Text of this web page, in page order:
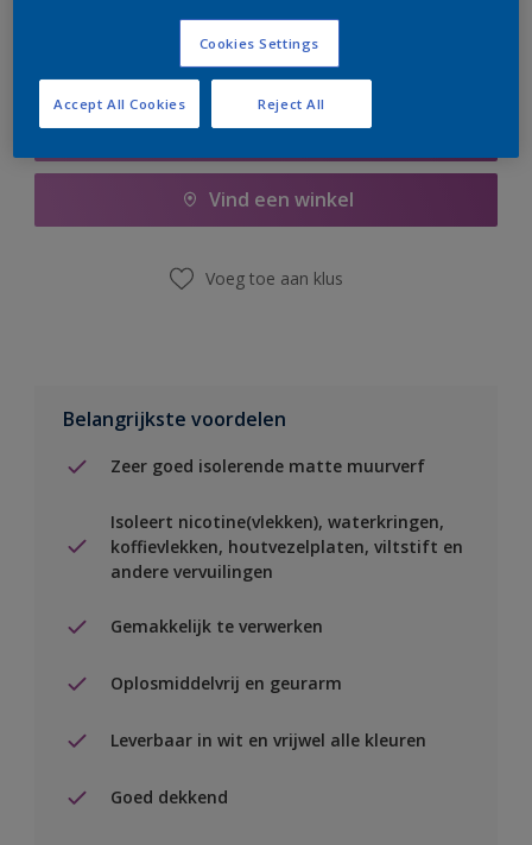
Boodschappenlijst
Vind een winkel
Voeg toe aan klus
Belangrijkste voordelen
Zeer goed isolerende matte muurverf
Isoleert nicotine(vlekken), waterkringen,
koffievlekken, houtvezelplaten, viltstift en
andere vervuilingen
Gemakkelijk te verwerken
Oplosmiddelvrij en geurarm
Leverbaar in wit en vrijwel alle kleuren
Goed dekkend
Cookies Settings
Reject All
Accept All Cookies